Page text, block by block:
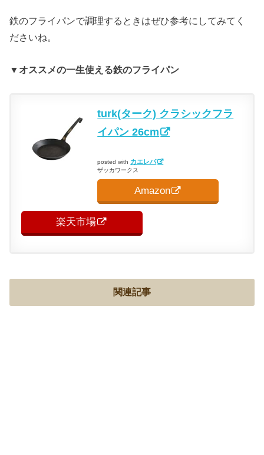
鉄のフライパンで調理するときはぜひ参考にしてみてく
ださいね。
▼オススメの一生使える鉄のフライパン
turk(ターク) クラシックフラ
イパン 26cm
posted with カエレバ
ザッカワークス
Amazon
楽天市場
関連記事